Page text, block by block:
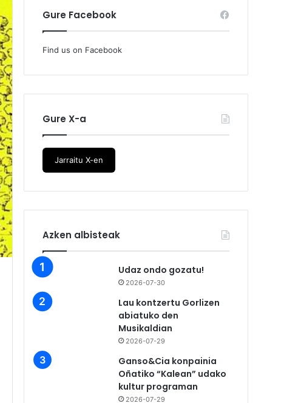
Gure Facebook
Find us on Facebook
Gure X-a
Jarraitu X-en
Azken albisteak
Udaz ondo gozatu!
2026-07-30
Lau kontzertu Gorlizen
abiatuko den
Musikaldian
2026-07-29
Ganso&Cia konpainia
Oñatiko “Kalean” udako
kultur programan
2026-07-29